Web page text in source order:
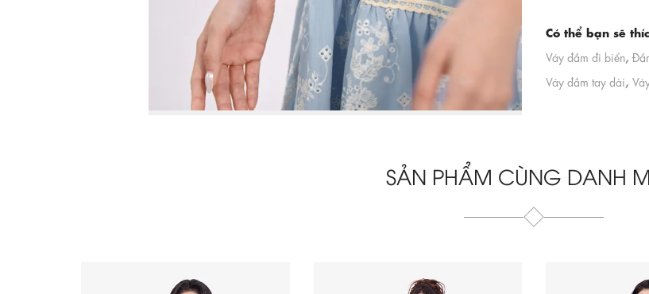
Có thể bạn sẽ
Váy đầm đi biển,
Váy đầm tay dài,
SẢN PHẨM CÙNG DANH